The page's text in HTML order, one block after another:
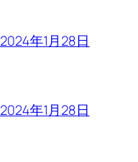
2024年1月28日
2024年1月28日